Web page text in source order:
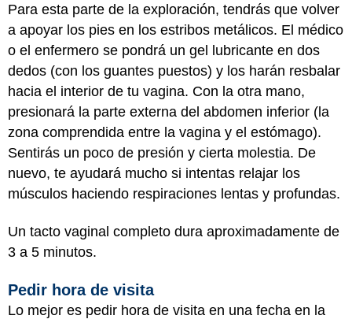
Para esta parte de la exploración, tendrás que volver
a apoyar los pies en los estribos metálicos. El médico
o el enfermero se pondrá un gel lubricante en dos
dedos (con los guantes puestos) y los harán resbalar
hacia el interior de tu vagina. Con la otra mano,
presionará la parte externa del abdomen inferior (la
zona comprendida entre la vagina y el estómago).
Sentirás un poco de presión y cierta molestia. De
nuevo, te ayudará mucho si intentas relajar los
músculos haciendo respiraciones lentas y profundas.
Un tacto vaginal completo dura aproximadamente de
3 a 5 minutos.
Pedir hora de visita
Lo mejor es pedir hora de visita en una fecha en la